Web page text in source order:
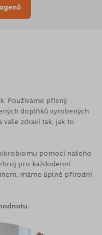
Používáme přísný
doplňků vyrobených
zdraví tak, jak to
pomocí našeho
pro každodenní
máme úplně přírodní